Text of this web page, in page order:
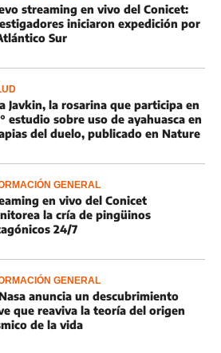
streaming en vivo del Conicet:
iniciaron expedición por
Sur
Javkin, la rosarina que participa en
estudio sobre uso de ayahuasca en
del duelo, publicado en Nature
GENERAL
en vivo del Conicet
la cría de pingüinos
24/7
GENERAL
anuncia un descubrimiento
que reaviva la teoría del origen
de la vida